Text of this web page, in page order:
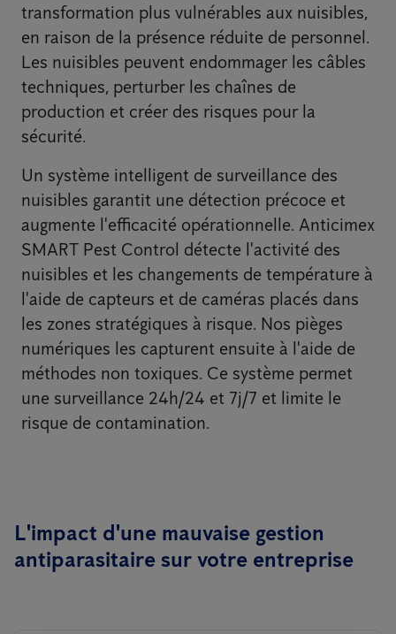
transformation plus vulnérables aux nuisibles,
en raison de la présence réduite de personnel.
Les nuisibles peuvent endommager les câbles
techniques, perturber les chaînes de
production et créer des risques pour la
sécurité.
Un système intelligent de surveillance des
nuisibles garantit une détection précoce et
augmente l'efficacité opérationnelle. Anticimex
SMART Pest Control détecte l'activité des
nuisibles et les changements de température à
l'aide de capteurs et de caméras placés dans
les zones stratégiques à risque. Nos pièges
numériques les capturent ensuite à l'aide de
méthodes non toxiques. Ce système permet
une surveillance 24h/24 et 7j/7 et limite le
risque de contamination.
L'impact d'une mauvaise gestion
antiparasitaire sur votre entreprise